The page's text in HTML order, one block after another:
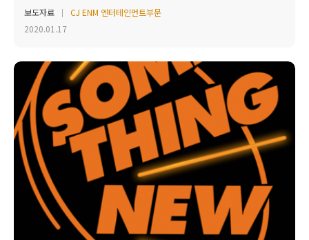
보도자료
CJ ENM 엔터테인먼트부문
2020.01.17